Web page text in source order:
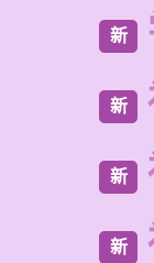
新
新
新
新